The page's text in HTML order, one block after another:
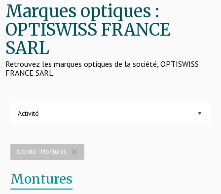
Marques optiques :
OPTISWISS FRANCE
SARL
Retrouvez les marques optiques de la société, OPTISWISS
FRANCE SARL
Activité
Activité : Montures close
Montures